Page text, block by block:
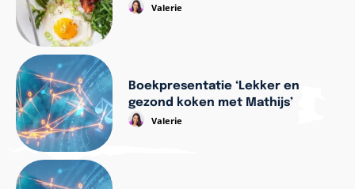
Valerie
Boekpresentatie ‘Lekker en
gezond koken met Mathijs’
Valerie